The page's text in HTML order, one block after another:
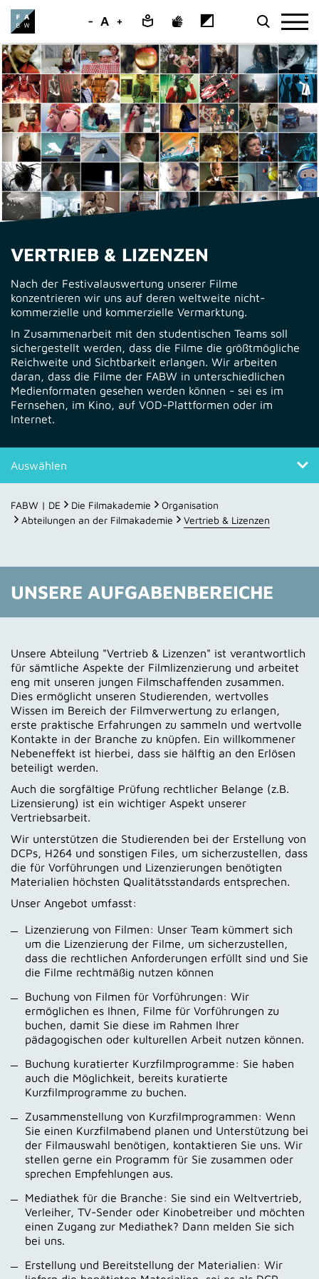
- A +
VERTRIEB & LIZENZEN
Nach der Festivalauswertung unserer Filme
konzentrieren wir uns auf deren weltweite nicht-
kommerzielle und kommerzielle Vermarktung.
In Zusammenarbeit mit den studentischen Teams soll
sichergestellt werden, dass die Filme die größtmögliche
Reichweite und Sichtbarkeit erlangen. Wir arbeiten
daran, dass die Filme der FABW in unterschiedlichen
Medienformaten gesehen werden können - sei es im
Fernsehen, im Kino, auf VOD-Plattformen oder im
Internet.
Auswählen
Aufgabenbereiche
FABW | DE Die Filmakademie
Organisation
Abteilungen an der Filmakademie
Vertrieb & Lizenzen
UNSERE AUFGABENBEREICHE
Unsere Abteilung "Vertrieb & Lizenzen" ist verantwortlich
für sämtliche Aspekte der Filmlizenzierung und arbeitet
eng mit unseren jungen Filmschaffenden zusammen.
Dies ermöglicht unseren Studierenden, wertvolles
Wissen im Bereich der Filmverwertung zu erlangen,
erste praktische Erfahrungen zu sammeln und wertvolle
Kontakte in der Branche zu knüpfen. Ein willkommener
Nebeneffekt ist hierbei, dass sie hälftig an den Erlösen
beteiligt werden.
Auch die sorgfältige Prüfung rechtlicher Belange (z.B.
Lizensierung) ist ein wichtiger Aspekt unserer
Vertriebsarbeit.
Wir unterstützen die Studierenden bei der Erstellung von
DCPs, H264 und sonstigen Files, um sicherzustellen, dass
die für Vorführungen und Lizenzierungen benötigten
Materialien höchsten Qualitätsstandards entsprechen.
Unser Angebot umfasst:
Lizenzierung von Filmen: Unser Team kümmert sich
um die Lizenzierung der Filme, um sicherzustellen,
dass die rechtlichen Anforderungen erfüllt sind und Sie
die Filme rechtmäßig nutzen können
Buchung von Filmen für Vorführungen: Wir
ermöglichen es Ihnen, Filme für Vorführungen zu
buchen, damit Sie diese im Rahmen Ihrer
pädagogischen oder kulturellen Arbeit nutzen können.
Buchung kuratierter Kurzfilmprogramme: Sie haben
auch die Möglichkeit, bereits kuratierte
Kurzfilmprogramme zu buchen.
Zusammenstellung von Kurzfilmprogrammen: Wenn
Sie einen Kurzfilmabend planen und Unterstützung bei
der Filmauswahl benötigen, kontaktieren Sie uns. Wir
stellen gerne ein Programm für Sie zusammen oder
sprechen Empfehlungen aus.
Mediathek für die Branche: Sie sind ein Weltvertrieb,
Verleiher, TV-Sender oder Kinobetreiber und möchten
einen Zugang zur Mediathek? Dann melden Sie sich
bei uns.
Erstellung und Bereitstellung der Materialien: Wir